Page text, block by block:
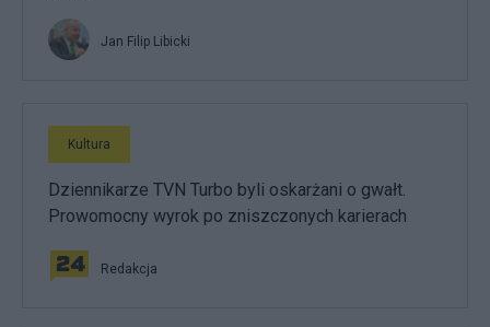
Jan Filip Libicki
Kultura
Dziennikarze TVN Turbo byli oskarżani o gwałt.
Prowomocny wyrok po zniszczonych karierach
Redakcja